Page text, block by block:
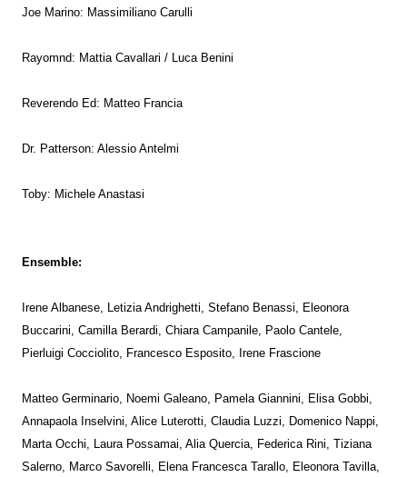
Joe Marino: Massimiliano Carulli
Rayomnd: Mattia Cavallari / Luca Benini
Reverendo Ed: Matteo Francia
Dr. Patterson: Alessio Antelmi
Toby: Michele Anastasi
Ensemble:
Irene Albanese, Letizia Andrighetti, Stefano Benassi, Eleonora
Buccarini, Camilla Berardi, Chiara Campanile, Paolo Cantele,
Pierluigi Cocciolito, Francesco Esposito, Irene Frascione
Matteo Germinario, Noemi Galeano, Pamela Giannini, Elisa Gobbi,
Annapaola Inselvini, Alice Luterotti, Claudia Luzzi, Domenico Nappi,
Marta Occhi, Laura Possamai, Alia Quercia, Federica Rini, Tiziana
Salerno, Marco Savorelli, Elena Francesca Tarallo, Eleonora Tavilla,